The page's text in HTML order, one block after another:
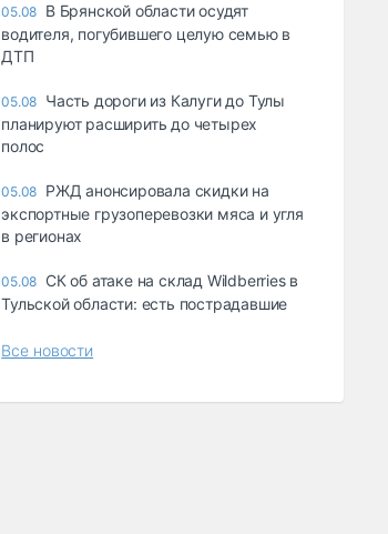
05.08 В Брянской области осудят
водителя, погубившего целую семью в
ДТП
05.08 Часть дороги из Калуги до Тулы
планируют расширить до четырех
полос
05.08 РЖД анонсировала скидки на
экспортные грузоперевозки мяса и угля
в регионах
05.08 СК об атаке на склад Wildberries в
Тульской области: есть пострадавшие
Все новости